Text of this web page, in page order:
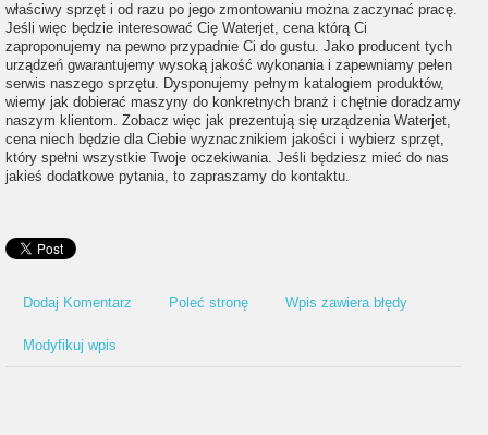
właściwy sprzęt i od razu po jego zmontowaniu można zaczynać pracę.
Jeśli więc będzie interesować Cię Waterjet, cena którą Ci
zaproponujemy na pewno przypadnie Ci do gustu. Jako producent tych
urządzeń gwarantujemy wysoką jakość wykonania i zapewniamy pełen
serwis naszego sprzętu. Dysponujemy pełnym katalogiem produktów,
wiemy jak dobierać maszyny do konkretnych branż i chętnie doradzamy
naszym klientom. Zobacz więc jak prezentują się urządzenia Waterjet,
cena niech będzie dla Ciebie wyznacznikiem jakości i wybierz sprzęt,
który spełni wszystkie Twoje oczekiwania. Jeśli będziesz mieć do nas
jakieś dodatkowe pytania, to zapraszamy do kontaktu.
Dodaj Komentarz Poleć stronę Wpis zawiera błędy
Modyfikuj wpis